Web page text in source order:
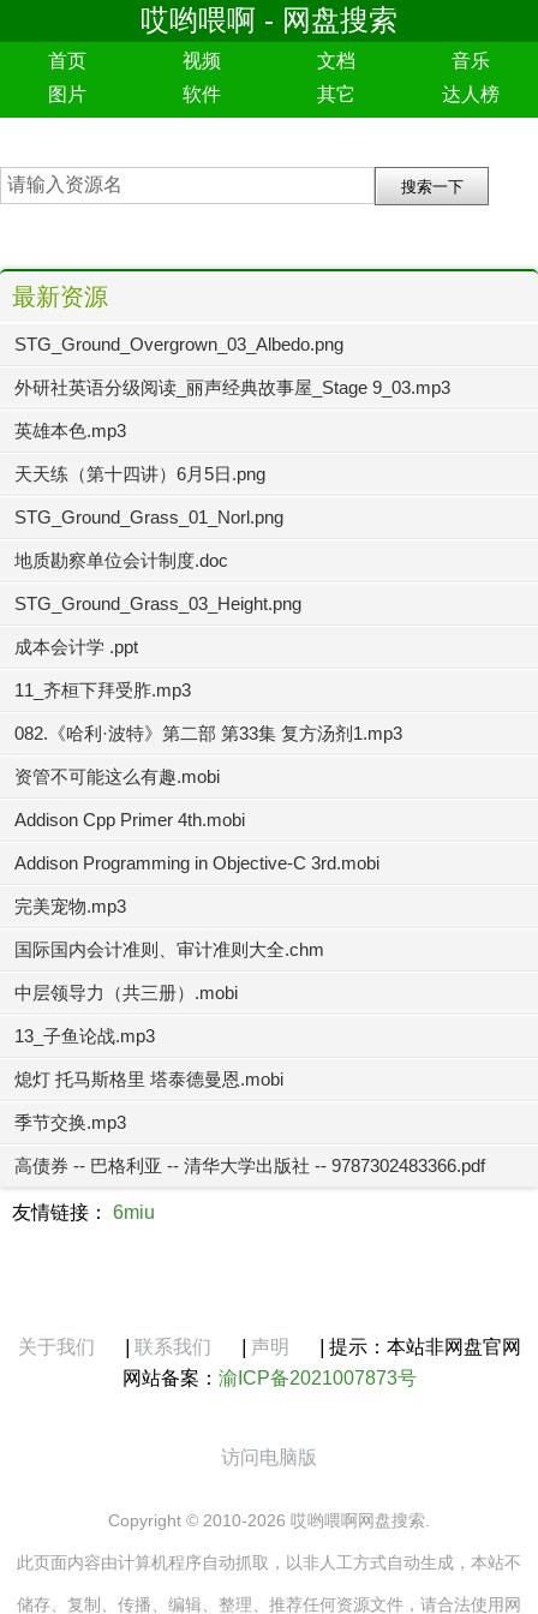
哎哟喂啊 - 网盘搜索
首页 视频 文档
音乐
图片
软件 其它 达人榜
最新资源
STG_Ground_Overgrown_03_Albedo.png
外研社英语分级阅读_丽声经典故事屋_Stage 9_03.mp3
英雄本色.mp3
天天练（第十四讲）6月5日.png
STG_Ground_Grass_01_Norl.png
地质勘察单位会计制度.doc
STG_Ground_Grass_03_Height.png
成本会计学 .ppt
11_齐桓下拜受胙.mp3
082.《哈利·波特》第二部 第33集 复方汤剂1.mp3
资管不可能这么有趣.mobi
Addison Cpp Primer 4th.mobi
Addison Programming in Objective-C 3rd.mobi
完美宠物.mp3
国际国内会计准则、审计准则大全.chm
中层领导力（共三册）.mobi
13_子鱼论战.mp3
熄灯 托马斯格里 塔泰德曼恩.mobi
季节交换.mp3
高债券 -- 巴格利亚 -- 清华大学出版社 -- 9787302483366.pdf
友情链接： 6miu
关于我们 联系我们 声明
提示：本站非网盘官网
网站备案： 渝ICP备2021007873号
访问电脑版
Copyright © 2010-2026 哎哟喂啊网盘搜索.
此页面内容由计算机程序自动抓取，以非人工方式自动生成，本站不
储存、复制、传播、编辑、整理、推荐任何资源文件，请合法使用网